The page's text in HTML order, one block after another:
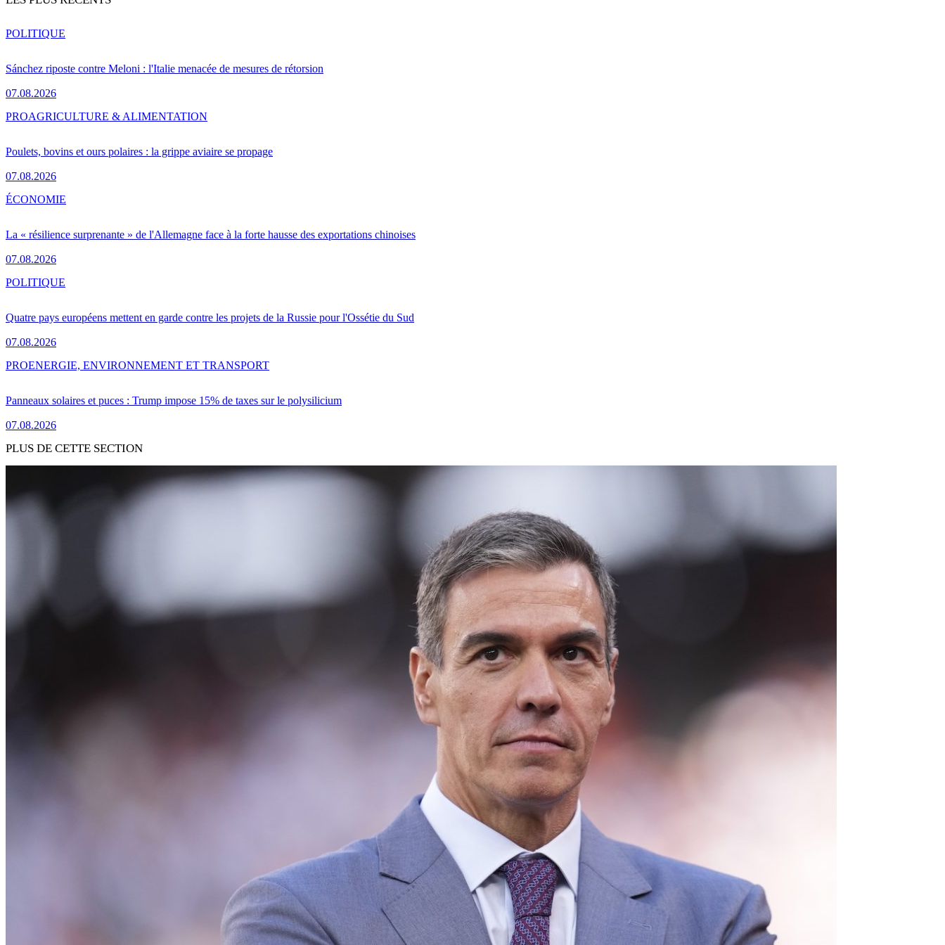
Sánchez riposte contre Meloni : l'Italie menacée de mesures de rétorsion
07.08.2026
POLITIQUE
Poulets, bovins et ours polaires : la grippe aviaire se propage
07.08.2026
PROAGRICULTURE & ALIMENTATION
La « résilience surprenante » de l'Allemagne face à la forte hausse des exportations chinoises
07.08.2026
ÉCONOMIE
Quatre pays européens mettent en garde contre les projets de la Russie pour l'Ossétie du Sud
07.08.2026
POLITIQUE
Panneaux solaires et puces : Trump impose 15% de taxes sur le polysilicium
07.08.2026
PROENERGIE, ENVIRONNEMENT ET TRANSPORT
PLUS DE CETTE SECTION